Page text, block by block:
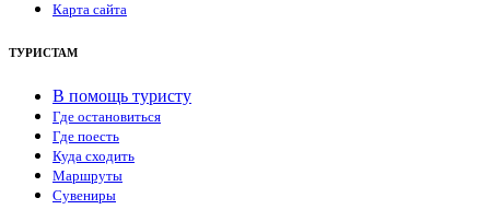
Карта сайта
ТУРИСТАМ
В помощь туристу
Где остановиться
Где поесть
Куда сходить
Маршруты
Сувениры